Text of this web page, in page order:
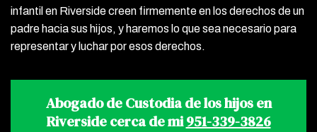
infantil en Riverside creen firmemente en los derechos de un
padre hacia sus hijos, y haremos lo que sea necesario para
representar y luchar por esos derechos.
Abogado de Custodia de los hijos en
Riverside cerca de mi951-339-3826